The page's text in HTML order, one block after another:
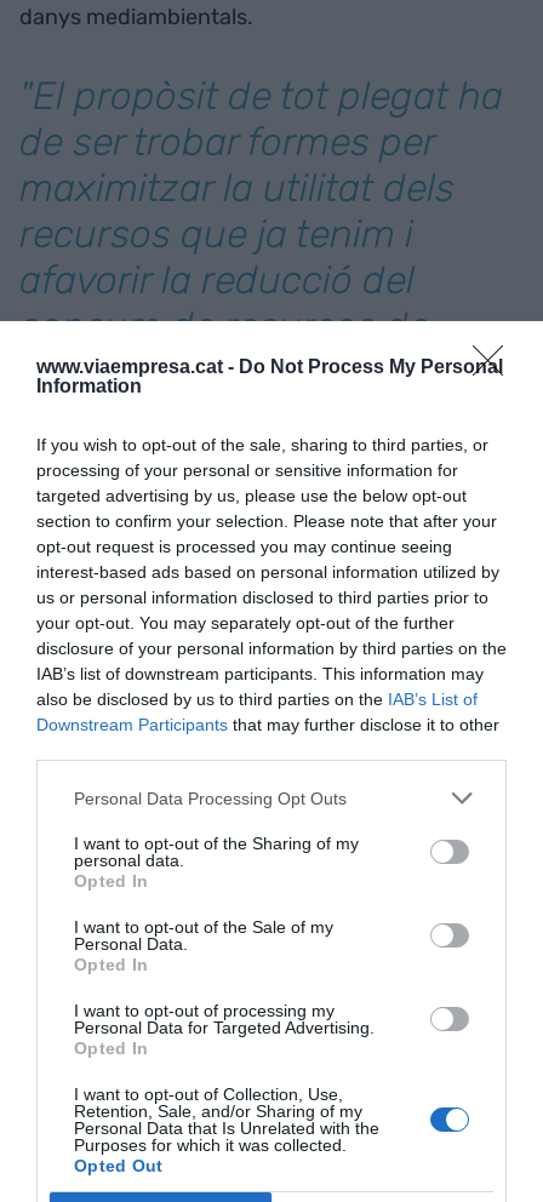
www.viaempresa.cat - Do Not Process My Personal
Information
If you wish to opt-out of the sale, sharing to third parties, or
processing of your personal or sensitive information for
targeted advertising by us, please use the below opt-out
section to confirm your selection. Please note that after your
opt-out request is processed you may continue seeing
interest-based ads based on personal information utilized by
us or personal information disclosed to third parties prior to
your opt-out. You may separately opt-out of the further
disclosure of your personal information by third parties on the
IAB’s list of downstream participants. This information may
also be disclosed by us to third parties on the IAB’s List of
Downstream Participants that may further disclose it to other
Personal Data Processing Opt Outs
I want to opt-out of the Sharing of my
personal data.
Opted In
I want to opt-out of the Sale of my
Personal Data.
Opted In
I want to opt-out of processing my
Personal Data for Targeted Advertising.
Opted In
I want to opt-out of Collection, Use,
Retention, Sale, and/or Sharing of my
Personal Data that Is Unrelated with the
Purposes for which it was collected.
Opted Out
danys mediambientals.
"El propòsit de tot plegat ha
de ser trobar formes per
maximitzar la utilitat dels
recursos que ja tenim i
afavorir la reducció del
consum de recursos de
caràcter finit"
Si es fa bé, la transició cap a l’economia circular
pot generar impactes en múltiples àmbits crítics
per a la millora de la competitivitat i la gestió de
riscos: com la resiliència de les cadenes de
subministrament, la generació de noves fonts
d’ingressos, l’optimització de costos i eficiència
dels materials, i la sostenibilitat ambiental i
reducció de residus.
Tal com recordava en un
article anterior sobre el
de l’economia, les aliances al llarg de la cadena de
valor tenen un paper fonamental per fer cada cop
de l’economia circular menys model i més realitat.
poden actuar de facilitadors d’aquesta
transformació: un bon flux d’informació i de
dades entre els agents d’una cadena de valor,
l’accés a finançament, la legislació i les polítiques
tecnològiques i infraestructures, i disposar de
talent format amb la perspectiva sobre
sostenibilitat i una cultura que la fomenti –en línia